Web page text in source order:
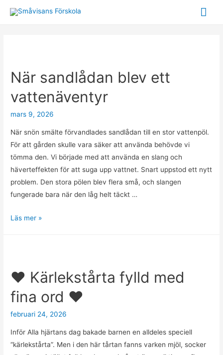
När sandlådan blev ett
vattenäventyr
mars 9, 2026
När snön smälte förvandlades sandlådan till en stor vattenpöl.
För att gården skulle vara säker att använda behövde vi
tömma den. Vi började med att använda en slang och
häverteffekten för att suga upp vattnet. Snart uppstod ett nytt
problem. Den stora pölen blev flera små, och slangen
fungerade bara när den låg helt täckt …
När
Läs mer »
❤️ Kärlekstårta fylld med
fina ord ❤️
februari 24, 2026
Inför Alla hjärtans dag bakade barnen en alldeles speciell
“kärlekstårta”. Men i den här tårtan fanns varken mjöl, socker